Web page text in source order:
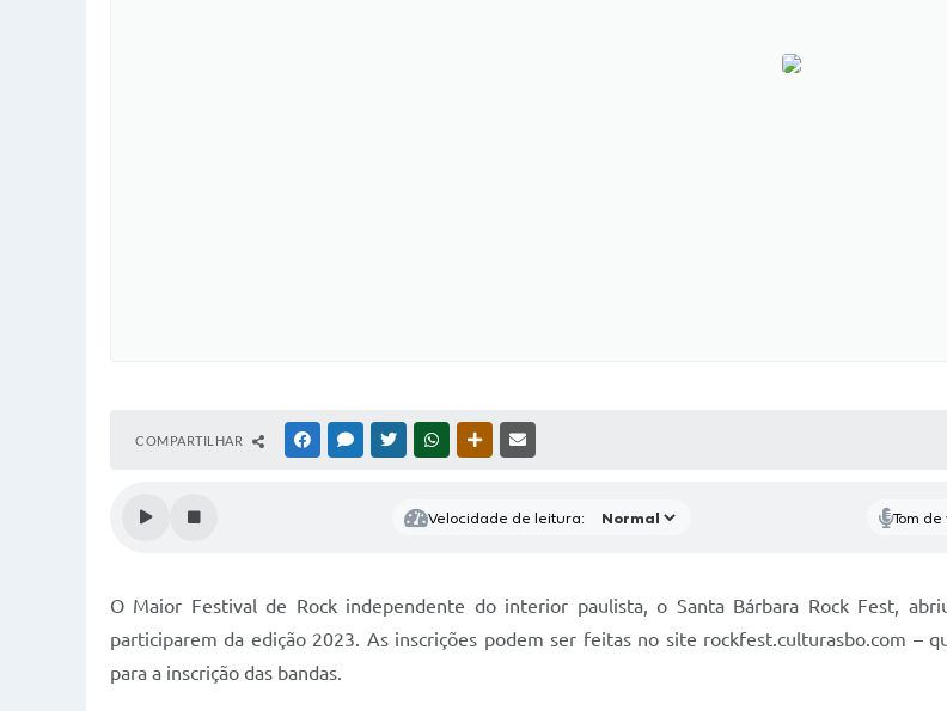
COMPARTILHAR FACEBOOKMESSENGER
TWITTERWHATSAPPOUTRAS MÍDIAS
Velocidade de leitura: Tom de
O Maior Festival de Rock independente do interior paulista, o Santa Bárbara Rock Fest,
participarem da edição 2023. As inscrições podem ser feitas no site rockfest.culturasbo.com –
para a inscrição das bandas.